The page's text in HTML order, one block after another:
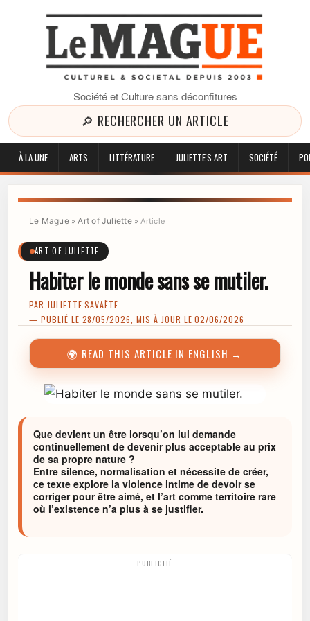
Société et Culture sans déconfitures
🔎 RECHERCHER UN ARTICLE
À LA UNE ARTS LITTÉRATURE JULIETTE'S ART SOCIÉTÉ
Le Mague»Art of Juliette »Article
ART OF JULIETTE
Habiter le monde sans se mutiler.
PAR JULIETTE SAVAËTE
— PUBLIÉ LE 28/05/2026, MIS À JOUR LE 02/06/2026
🌍 READ THIS ARTICLE IN ENGLISH →
Que devient un être lorsqu’on lui demande
continuellement de devenir plus acceptable au prix
de sa propre nature ?
Entre silence, normalisation et nécessite de créer,
ce texte explore la violence intime de devoir se
corriger pour être aimé, et l’art comme territoire rare
où l’existence n’a plus à se justifier.
PUBLICITÉ